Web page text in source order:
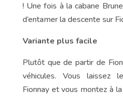
! Une fois à la cabane
d’entamer la descente sur
Variante plus facile
Plutôt que de partir de
véhicules. Vous laissez
Fionnay et vous montez à